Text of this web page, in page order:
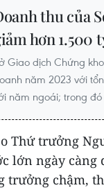
thu của
hơn 1.500
Giao dịch Chứng
năm 2023 với
năm ngoái; trong đó
Thứ trưởng
lớn ngày càng
trưởng chậm,